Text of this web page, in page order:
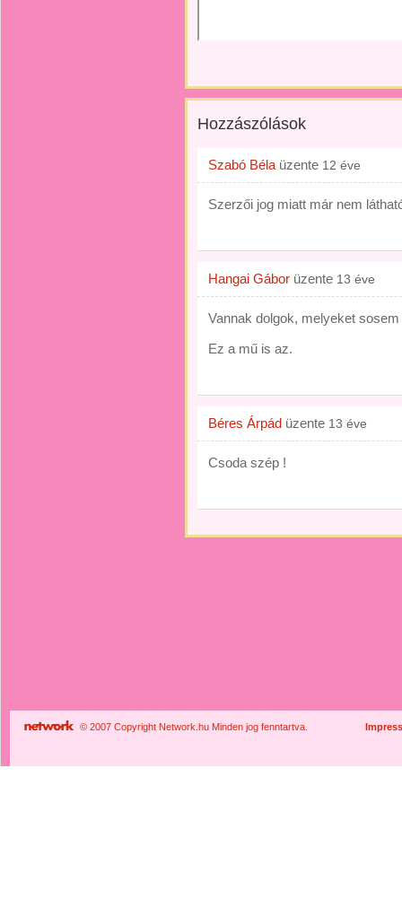
Hozzászólások
Szabó Béla üzente 12 éve
Szerzői jog miatt már nem
Hangai Gábor üzente 13 éve
Vannak dolgok, melyeket
Ez a mű is az.
Béres Árpád üzente 13 éve
Csoda szép !
© 2007 Copyright Network.hu Minden jog fenntartva.